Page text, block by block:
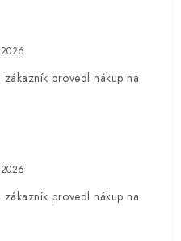
provedl nákup na
provedl nákup na